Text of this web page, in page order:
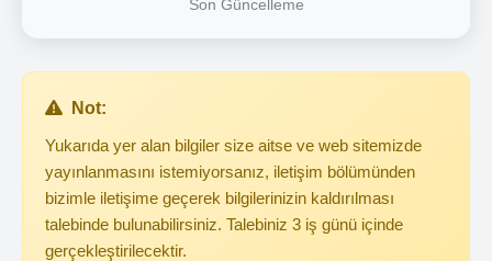
Son Güncelleme
Not:
Yukarıda yer alan bilgiler size aitse ve web sitemizde
yayınlanmasını istemiyorsanız, iletişim bölümünden
bizimle iletişime geçerek bilgilerinizin kaldırılması
talebinde bulunabilirsiniz. Talebiniz 3 iş günü içinde
gerçekleştirilecektir.